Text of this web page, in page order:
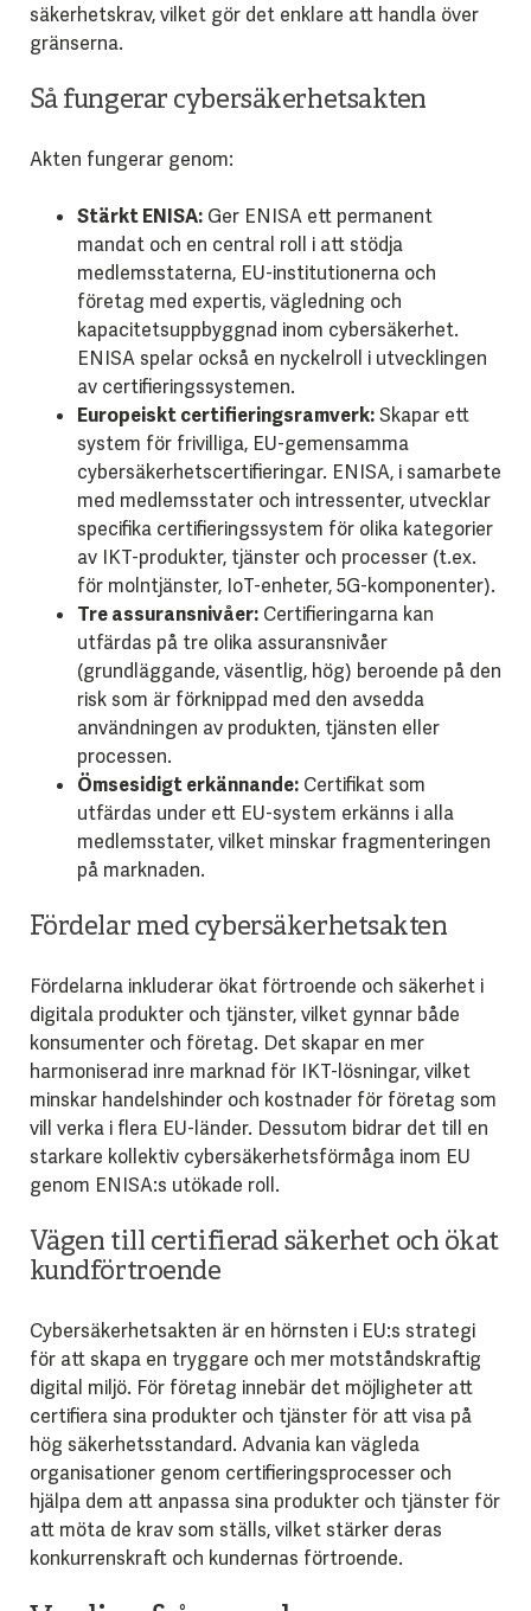
säkerhetskrav, vilket gör det enklare att handla över
gränserna.
Så fungerar cybersäkerhetsakten
Akten fungerar genom:
Stärkt ENISA:Ger ENISA ett permanent
mandat och en central roll i att stödja
medlemsstaterna, EU-institutionerna och
företag med expertis, vägledning och
kapacitetsuppbyggnad inom cybersäkerhet.
ENISA spelar också en nyckelroll i utvecklingen
av certifieringssystemen.
Europeiskt certifieringsramverk:Skapar ett
system för frivilliga, EU-gemensamma
cybersäkerhetscertifieringar. ENISA, i samarbete
med medlemsstater och intressenter, utvecklar
specifika certifieringssystem för olika kategorier
av IKT-produkter, tjänster och processer (t.ex.
för molntjänster, IoT-enheter, 5G-komponenter).
Tre assuransnivåer:Certifieringarna kan
utfärdas på tre olika assuransnivåer
(grundläggande, väsentlig, hög) beroende på den
risk som är förknippad med den avsedda
användningen av produkten, tjänsten eller
processen.
Ömsesidigt erkännande:Certifikat som
utfärdas under ett EU-system erkänns i alla
medlemsstater, vilket minskar fragmenteringen
på marknaden.
Fördelar med cybersäkerhetsakten
Fördelarna inkluderar ökat förtroende och säkerhet i
digitala produkter och tjänster, vilket gynnar både
konsumenter och företag. Det skapar en mer
harmoniserad inre marknad för IKT-lösningar, vilket
minskar handelshinder och kostnader för företag som
vill verka i flera EU-länder. Dessutom bidrar det till en
starkare kollektiv cybersäkerhetsförmåga inom EU
genom ENISA:s utökade roll.
Vägen till certifierad säkerhet och ökat
kundförtroende
Cybersäkerhetsakten är en hörnsten i EU:s strategi
för att skapa en tryggare och mer motståndskraftig
digital miljö. För företag innebär det möjligheter att
certifiera sina produkter och tjänster för att visa på
hög säkerhetsstandard. Advania kan vägleda
organisationer genom certifieringsprocesser och
hjälpa dem att anpassa sina produkter och tjänster för
att möta de krav som ställs, vilket stärker deras
konkurrenskraft och kundernas förtroende.